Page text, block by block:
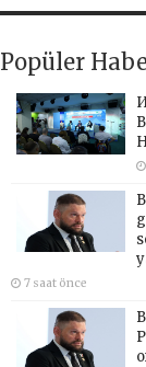
Popüler
7 saat önce